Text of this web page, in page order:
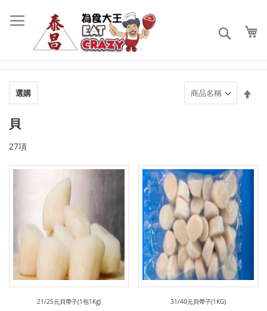
過
到
貝
27項
21/25元貝帶子(1包1Kg) 31/40元貝帶子(1KG)
選購